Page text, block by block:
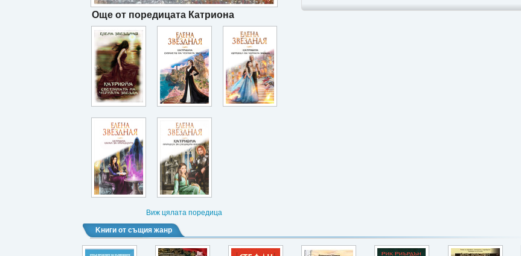
Още от поредицата Катриона
Виж цялата поредица
Kниги от същия жанр